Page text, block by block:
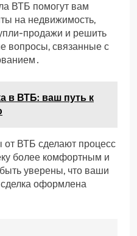
ВТБ помогут вам
на недвижимость,
продажи и решить
вопросы, связанные с
в ВТБ: ваш путь к
ВТБ сделают процесс
более комфортным и
уверены, что ваши
оформлена